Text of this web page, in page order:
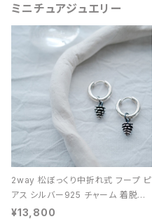
ミニチュアジュエリー
2way 松ぼっくり中折れ式 フープ ピ
アス シルバー925 チャーム 着脱可
能 レディース ユニセックス
¥13,800